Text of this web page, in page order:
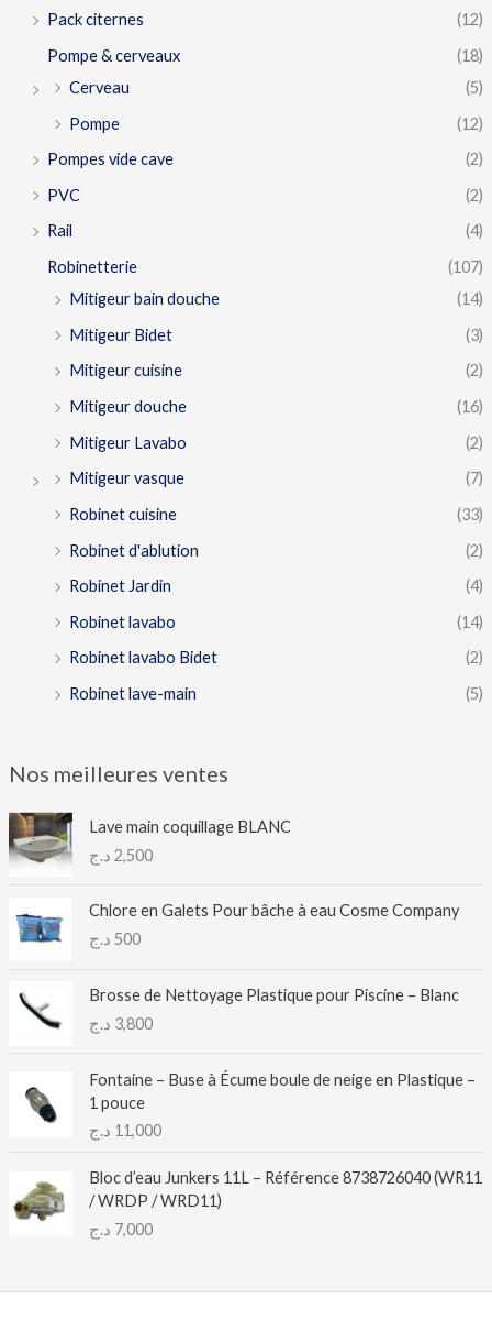
Pack citernes
(12)
Pompe & cerveaux
(18)
Cerveau
(5)
Pompe
(12)
Pompes vide cave
(2)
PVC
(2)
Rail
(4)
Robinetterie
(107)
Mitigeur bain douche
(14)
Mitigeur Bidet
(3)
Mitigeur cuisine
(2)
Mitigeur douche
(16)
Mitigeur Lavabo
(2)
Mitigeur vasque
(7)
Robinet cuisine
(33)
Robinet d'ablution
(2)
Robinet Jardin
(4)
Robinet lavabo
(14)
Robinet lavabo Bidet
(2)
Robinet lave-main
(5)
Nos meilleures ventes
Lave main coquillage BLANC
2,500 د.ج
Chlore en Galets Pour bâche à eau Cosme Company
500 د.ج
Brosse de Nettoyage Plastique pour Piscine – Blanc
3,800 د.ج
Fontaine – Buse à Écume boule de neige en Plastique –
1 pouce
11,000 د.ج
Bloc d’eau Junkers 11L – Référence 8738726040 (WR11
/ WRDP / WRD11)
7,000 د.ج